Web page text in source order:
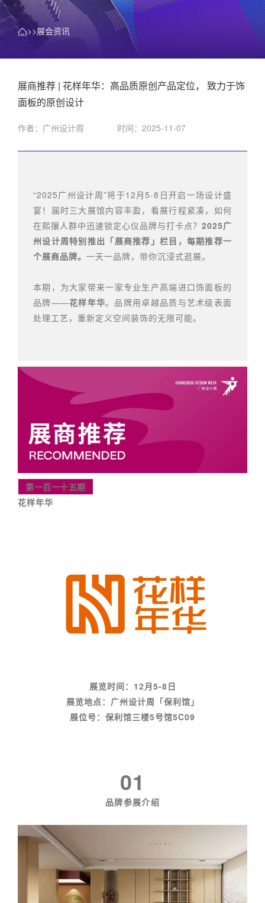
>>展会资讯
展商推荐 | 花样年华：高品质原创产品定位， 致力于饰
面板的原创设计
作者：广州设计周 时间：2025-11-07
“2025广州设计周”将于12月5-8日开启一场设计盛
宴！届时三大展馆内容丰盈，看展行程紧凑，如何
在熙攘人群中迅速锁定心仪品牌与打卡点？ 2025广
州设计周特别推出「展商推荐」栏目，每期推荐一
个展商品牌。 一天一品牌，带你沉浸式逛展。
本期，为大家带来一家专业生产高端进口饰面板的
品牌——花样年华。品牌用卓越品质与艺术级表面
处理工艺，重新定义空间装饰的无限可能。
第一百一十五期
花样年华
展览时间：12月5-8日
展览地点：广州设计周「保利馆」
展位号：保利馆三楼5号馆5C09
01
品牌参展介绍